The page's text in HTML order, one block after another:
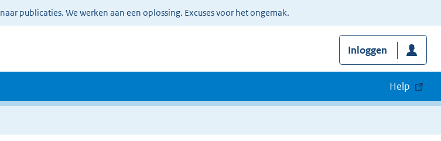
publicaties. We werken aan een oplossing. Excuses voor het ongemak.
Inloggen
Help